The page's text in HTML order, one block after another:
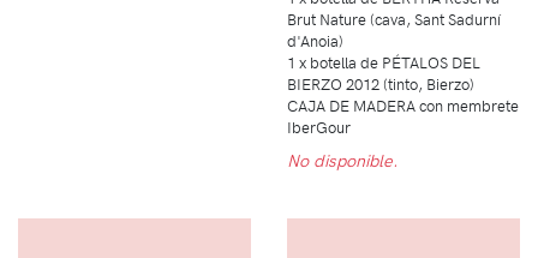
Brut Nature (cava, Sant Sadurní
d'Anoia)
1 x botella de PÉTALOS DEL
BIERZO 2012 (tinto, Bierzo)
CAJA DE MADERA con membrete
IberGour
No disponible.